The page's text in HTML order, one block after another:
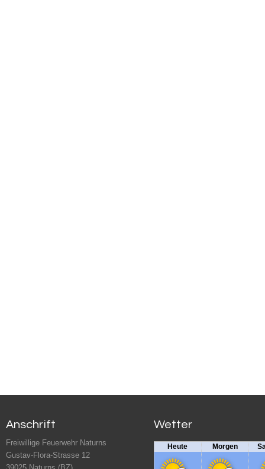
Anschrift
Freiwillige Feuerwehr Naturns
Gustav-Flora-Strasse 12
Wetter
Heute Morgen